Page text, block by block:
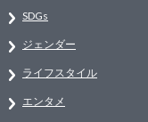
SDGs
ジェンダー
ライフスタイル
エンタメ